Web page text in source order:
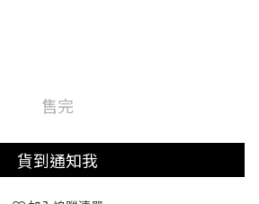
售完
貨到通知我